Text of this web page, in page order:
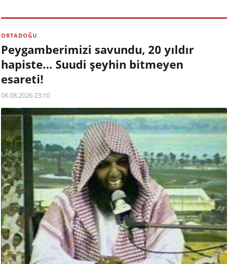
ORTADOĞU
Peygamberimizi savundu, 20 yıldır
hapiste… Suudi şeyhin bitmeyen
esareti!
06.08.2026 23:10